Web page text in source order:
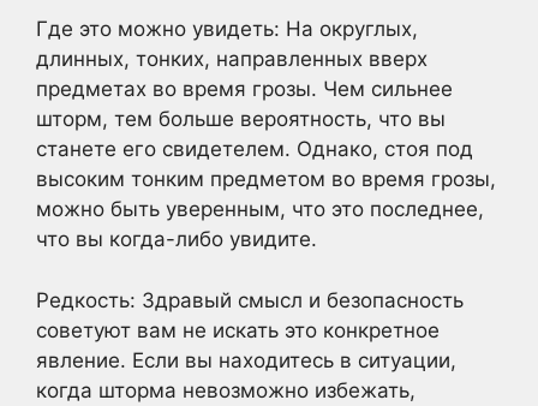
Где это можно увидеть: На округлых,
длинных, тонких, направленных вверх
предметах во время грозы. Чем сильнее
шторм, тем больше вероятность, что вы
станете его свидетелем. Однако, стоя под
высоким тонким предметом во время грозы,
можно быть уверенным, что это последнее,
что вы когда-либо увидите.
Редкость: Здравый смысл и безопасность
советуют вам не искать это конкретное
явление. Если вы находитесь в ситуации,
когда шторма невозможно избежать,